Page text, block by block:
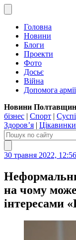
Головна
Новини
Блоги
Проекти
Фото
Досьє
Війна
Допомога армії
Новини
бізнес | Спорт |
Здоров’я | Цікавинки
30 травня 2022, 12:56
на чому
інтересами